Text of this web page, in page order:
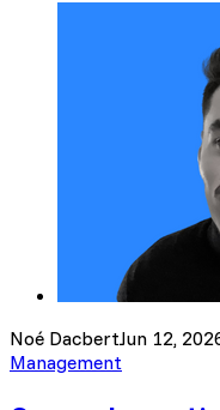
Noé DacbertJun 12,
Management